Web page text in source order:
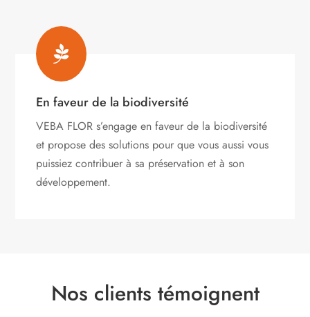

En faveur de la biodiversité
VEBA FLOR s’engageen faveur de la biodiversité
et propose des solutions pour que vous aussi vous
puissiez contribuer à sa préservation et à son
développement.
Nos clients témoignent